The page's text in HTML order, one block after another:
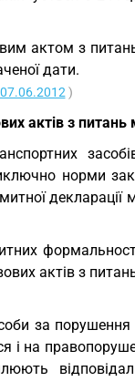
актом з
дати.
)
актів з питань
норми
актів з
за
і на